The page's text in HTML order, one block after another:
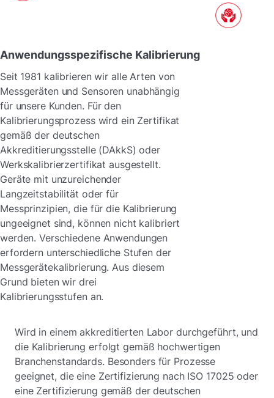
Anwendungsspezifische Kalibrierung
Seit 1981 kalibrieren wir alle Arten von
Messgeräten und Sensoren unabhängig
für unsere Kunden. Für den
Kalibrierungsprozess wird ein Zertifikat
gemäß der deutschen
Akkreditierungsstelle (DAkkS) oder
Werkskalibrierzertifikat ausgestellt.
Geräte mit unzureichender
Langzeitstabilität oder für
Messprinzipien, die für die Kalibrierung
ungeeignet sind, können nicht kalibriert
werden. Verschiedene Anwendungen
erfordern unterschiedliche Stufen der
Messgerätekalibrierung. Aus diesem
Grund bieten wir drei
Kalibrierungsstufen an.
Wird in einem akkreditierten Labor durchgeführt, und
die Kalibrierung erfolgt gemäß hochwertigen
Branchenstandards. Besonders für Prozesse
geeignet, die eine Zertifizierung nach ISO 17025 oder
eine Zertifizierung gemäß der deutschen